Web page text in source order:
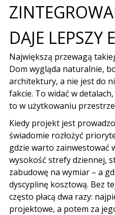
DAJE LEPSZY
Największą przewagą
Dom wygląda naturalnie,
architektury, a nie jest do
fakcie. To widać w
to w użytkowaniu
Kiedy projekt jest
świadomie rozłożyć
gdzie warto zainwestować
wysokość strefy dziennej,
zabudowę na wymiar – a
dyscyplinę kosztową. Bez
często płacą dwa razy:
projektowe, a potem za